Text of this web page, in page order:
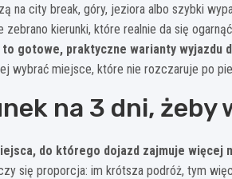
na city break, góry, jeziora albo szybki
zebrano kierunki, które realnie da się
gotowe, praktyczne warianty wyjazdu
wybrać miejsce, które nie rozczaruje po
na 3 dni, żeby
do którego dojazd zajmuje więcej
się proporcja: im krótsza podróż, tym